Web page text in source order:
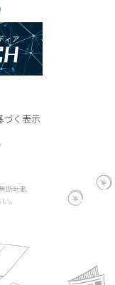
づく表示
断転載
。